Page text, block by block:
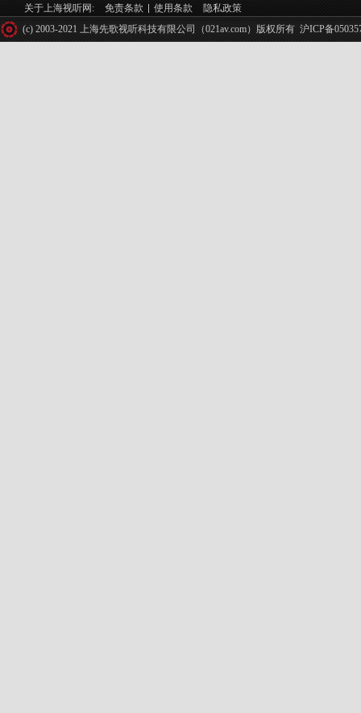
关于上海视听网: 免责条款 使用条款
隐私政策
(c) 2003-2021 上海先歌视听科技有限公司（021av.com）版权所有 沪ICP备